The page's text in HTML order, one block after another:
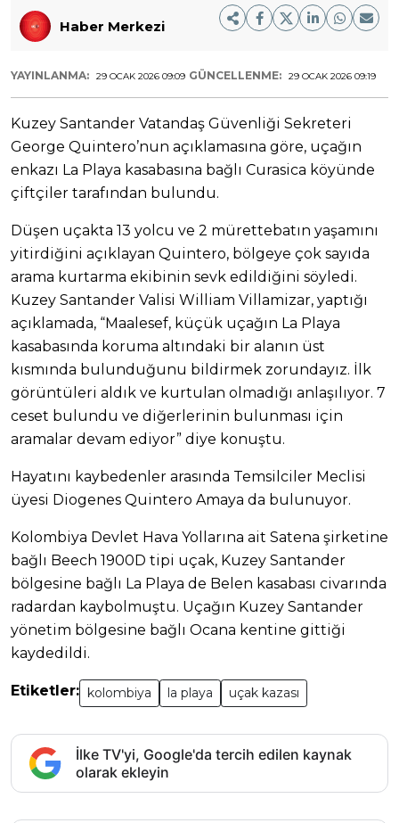
Haber Merkezi
YAYINLANMA: 29 OCAK 2026 09:09 GÜNCELLENME: 29 OCAK 2026 09:19
Kuzey Santander Vatandaş Güvenliği Sekreteri
George Quintero’nun açıklamasına göre, uçağın
enkazı La Playa kasabasına bağlı Curasica köyünde
çiftçiler tarafından bulundu.
Düşen uçakta 13 yolcu ve 2 mürettebatın yaşamını
yitirdiğini açıklayan Quintero, bölgeye çok sayıda
arama kurtarma ekibinin sevk edildiğini söyledi.
Kuzey Santander Valisi William Villamizar, yaptığı
açıklamada, “Maalesef, küçük uçağın La Playa
kasabasında koruma altındaki bir alanın üst
kısmında bulunduğunu bildirmek zorundayız. İlk
görüntüleri aldık ve kurtulan olmadığı anlaşılıyor. 7
ceset bulundu ve diğerlerinin bulunması için
aramalar devam ediyor” diye konuştu.
Hayatını kaybedenler arasında Temsilciler Meclisi
üyesi Diogenes Quintero Amaya da bulunuyor.
Kolombiya Devlet Hava Yollarına ait Satena şirketine
bağlı Beech 1900D tipi uçak, Kuzey Santander
bölgesine bağlı La Playa de Belen kasabası civarında
radardan kaybolmuştu. Uçağın Kuzey Santander
yönetim bölgesine bağlı Ocana kentine gittiği
kaydedildi.
Etiketler: kolombiya la playa uçak kazası
İlke TV'yi, Google'da tercih edilen kaynak
olarak ekleyin